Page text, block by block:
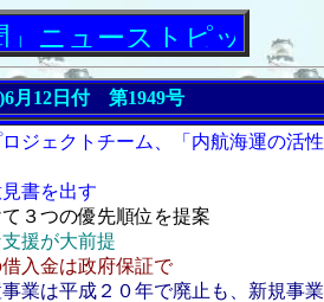
ストピックス
月12日付 第1949号
ロジェクトチーム、「内航海運の活性
書を出す
３つの優先順位を提案
援が大前提
入金は政府保証で
業は平成２０年で廃止も、新規事業